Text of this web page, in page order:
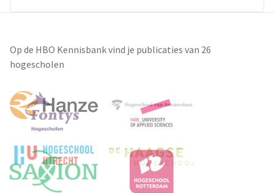
Op de HBO Kennisbank vind je publicaties van 26
hogescholen